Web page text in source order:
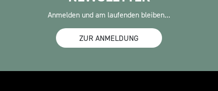
Anmelden und am laufenden bleiben...
ZUR ANMELDUNG